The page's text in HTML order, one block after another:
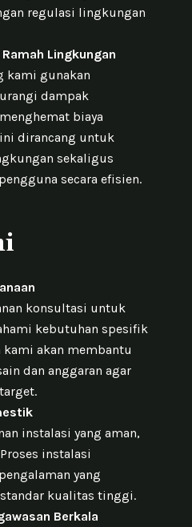
regulasi lingkungan
Lingkungan
kami gunakan
dampak
biaya
dirancang untuk
sekaligus
secara efisien.
konsultasi untuk
kebutuhan spesifik
kami akan membantu
dan anggaran agar
instalasi yang aman,
instalasi
yang
kualitas tinggi.
Berkala